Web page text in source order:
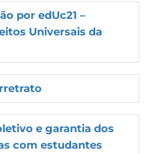
por edUc21 –
Universais da
e garantia dos
com estudantes